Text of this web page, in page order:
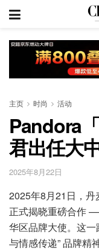
主页 时尚 活动
Pandora
君出任大
2025年8月22日
2025年8月21日，丹
正式揭晓重磅合作
华区品牌大使。这
与情感传递” 品牌精